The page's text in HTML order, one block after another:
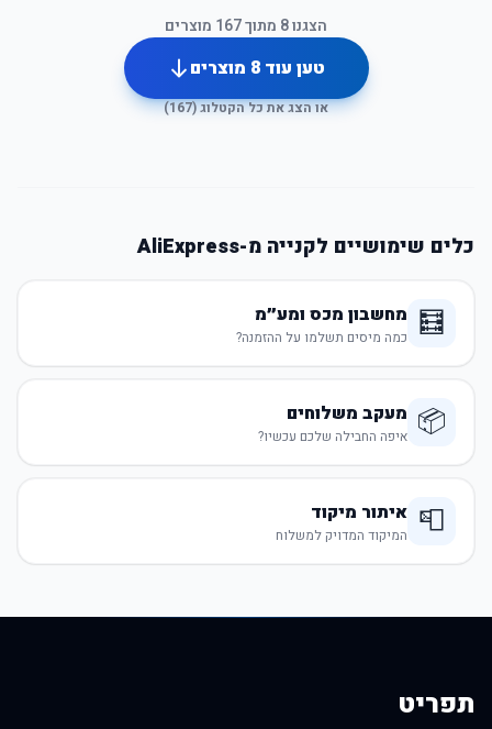
הצגנו8 מתוך167 מוצרים
טען עוד8 מוצרים
או הצג את כל הקטלוג (167
)
כלים שימושיים לקנייה מ-AliExpress
🧮 מחשבון מכס ומע״מ
כמה מיסים תשלמו על ההזמנה?
📦 מעקב משלוחים
איפה החבילה שלכם עכשיו?
📮 איתור מיקוד
המיקוד המדויק למשלוח
תפריט